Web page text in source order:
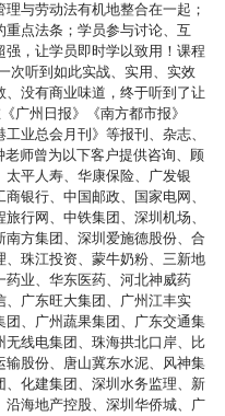
与劳动法有机地整合在一起；
点法条；学员参与讨论、互
，让学员即时学以致用！课程
次听到如此实战、实用、实效
没有商业味道，终于听到了让
广州日报》《南方都市报》
业总会月刊》等报刊、杂志、
师曾为以下客户提供咨询、顾
平人寿、华康保险、广发银
银行、中国邮政、国家电网、
行网、中铁集团、深圳机场、
方集团、深圳爱施德股份、合
珠江投资、蒙牛奶粉、三新地
药业、华东医药、河北神威药
广东旺大集团、广州江丰实
、广州蔬果集团、广东交通集
无线电集团、珠海拱北口岸、比
股份、唐山冀东水泥、风神集
、化建集团、深圳水务监理、新
海地产控股、深圳华侨城、广